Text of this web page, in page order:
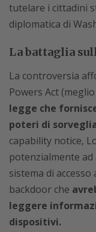
tutelare i cittadini
diplomatica di
La battaglia
La controversia
Powers Act
legge che
poteri di
capability notice,
potenzialmente
sistema di
backdoor che
leggere
dispositivi.